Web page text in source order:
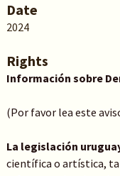
Date
2024
Rights
Información sobre
(Por favor lea este
La legislación
científica o artística,